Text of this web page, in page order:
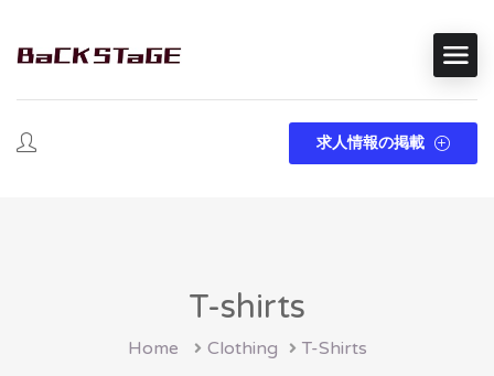
求人情報の掲載
T-shirts
Home Clothing T-Shirts